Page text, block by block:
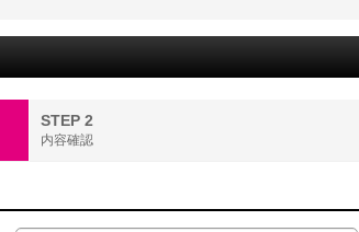
STEP 2
内容確認